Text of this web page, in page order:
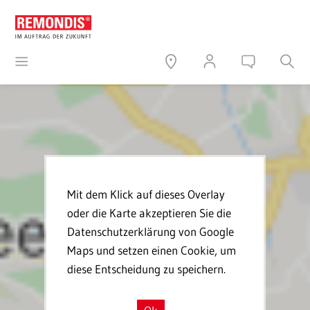
Mit dem Klick auf dieses Overlay
oder die Karte akzeptieren Sie die
Datenschutzerklärung von Google
Maps und setzen einen Cookie, um
diese Entscheidung zu speichern.